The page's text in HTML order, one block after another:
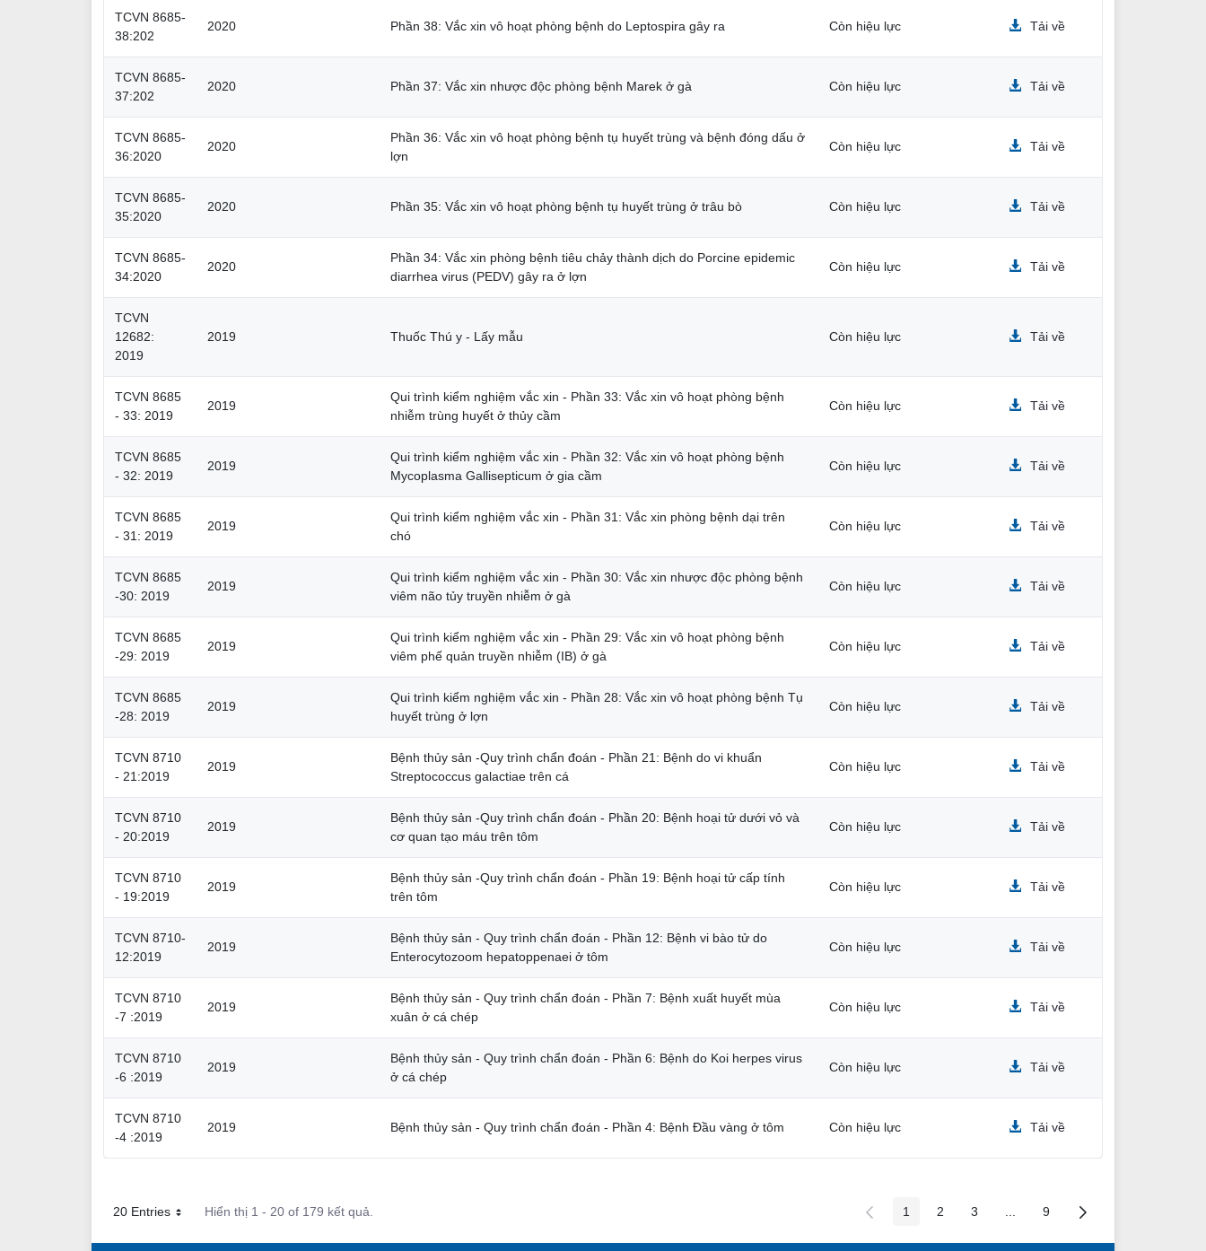
TCVN 8685-
38:202
2020 Phần 38: Vắc xin vô hoạt phòng bệnh do Leptospira gây ra Còn hiệu lực Tải về
TCVN 8685-
37:202
2020 Phần 37: Vắc xin nhược độc phòng bệnh Marek ở gà Còn hiệu lực Tải về
TCVN 8685-
36:2020
2020
Phần 36: Vắc xin vô hoạt phòng bệnh tụ huyết trùng và bệnh đóng dấu ở
lợn
Còn hiệu lực Tải về
TCVN 8685-
35:2020
2020 Phần 35: Vắc xin vô hoạt phòng bệnh tụ huyết trùng ở trâu bò Còn hiệu lực Tải về
TCVN 8685-
34:2020
2020
Phần 34: Vắc xin phòng bệnh tiêu chảy thành dịch do Porcine epidemic
diarrhea virus (PEDV) gây ra ở lợn
Còn hiệu lực Tải về
TCVN
12682:
2019
2019 Thuốc Thú y - Lấy mẫu Còn hiệu lực Tải về
TCVN 8685
- 33: 2019
2019
Qui trình kiểm nghiệm vắc xin - Phần 33: Vắc xin vô hoạt phòng bệnh
nhiễm trùng huyết ở thủy cầm
Còn hiệu lực Tải về
TCVN 8685
- 32: 2019
2019
Qui trình kiểm nghiệm vắc xin - Phần 32: Vắc xin vô hoạt phòng bệnh
Mycoplasma Gallisepticum ở gia cầm
Còn hiệu lực Tải về
TCVN 8685
- 31: 2019
2019
Qui trình kiểm nghiệm vắc xin - Phần 31: Vắc xin phòng bệnh dại trên
chó
Còn hiệu lực Tải về
TCVN 8685
-30: 2019
2019
Qui trình kiểm nghiệm vắc xin - Phần 30: Vắc xin nhược độc phòng bệnh
viêm não tủy truyền nhiễm ở gà
Còn hiệu lực Tải về
TCVN 8685
-29: 2019
2019
Qui trình kiểm nghiệm vắc xin - Phần 29: Vắc xin vô hoạt phòng bệnh
viêm phế quản truyền nhiễm (IB) ở gà
Còn hiệu lực Tải về
TCVN 8685
-28: 2019
2019
Qui trình kiểm nghiệm vắc xin - Phần 28: Vắc xin vô hoạt phòng bệnh Tụ
huyết trùng ở lợn
Còn hiệu lực Tải về
TCVN 8710
- 21:2019
2019
Bệnh thủy sản -Quy trình chẩn đoán - Phần 21: Bệnh do vi khuẩn
Streptococcus galactiae trên cá
Còn hiệu lực Tải về
TCVN 8710
- 20:2019
2019
Bệnh thủy sản -Quy trình chẩn đoán - Phần 20: Bệnh hoại tử dưới vỏ và
cơ quan tạo máu trên tôm
Còn hiệu lực Tải về
TCVN 8710
- 19:2019
2019
Bệnh thủy sản -Quy trình chẩn đoán - Phần 19: Bệnh hoại tử cấp tính
trên tôm
Còn hiệu lực Tải về
TCVN 8710-
12:2019
2019
Bệnh thủy sản - Quy trình chẩn đoán - Phần 12: Bệnh vi bào tử do
Enterocytozoom hepatoppenaei ở tôm
Còn hiệu lực Tải về
TCVN 8710
-7 :2019
2019
Bệnh thủy sản - Quy trình chẩn đoán - Phần 7: Bệnh xuất huyết mùa
xuân ở cá chép
Còn hiệu lực Tải về
TCVN 8710
-6 :2019
2019
Bệnh thủy sản - Quy trình chẩn đoán - Phần 6: Bệnh do Koi herpes virus
ở cá chép
Còn hiệu lực Tải về
TCVN 8710
-4 :2019
2019 Bệnh thủy sản - Quy trình chẩn đoán - Phần 4: Bệnh Đầu vàng ở tôm Còn hiệu lực Tải về
20 EntriesMỗi trang Hiển thị 1 - 20 of 179 kết quả. Các trang trên cổng
1 Các trang trên cổng
2 Các trang trên cổng
3 Các trang trung gian
Các trang trên cổng
9